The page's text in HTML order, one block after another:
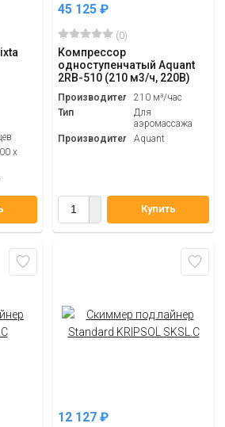
х
45 125 ₽
(0)
Компрессор
одноступенчатый Aquant
2RB-510 (210 м3/ч, 220B)
Производительность
210 м³/час
Тип
Для
аэромассажа
Производитель Aquant
Купить
12 127 ₽